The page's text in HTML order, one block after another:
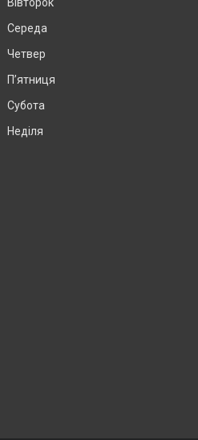
Середа
Четвер
Пʼятниця
Субота
Неділя